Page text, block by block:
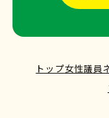
トップ女性議員